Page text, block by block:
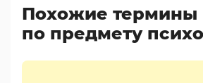
Похожие термины
по предмету